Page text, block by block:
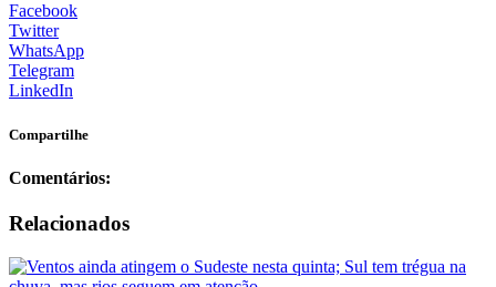
Facebook
Twitter
WhatsApp
Telegram
LinkedIn
Compartilhe
Comentários:
Relacionados